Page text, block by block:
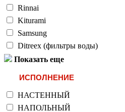
Rinnai
Kiturami
Samsung
Ditreex (фильтры воды)
Показать еще
ИСПОЛНЕНИЕ
НАСТЕННЫЙ
НАПОЛЬНЫЙ